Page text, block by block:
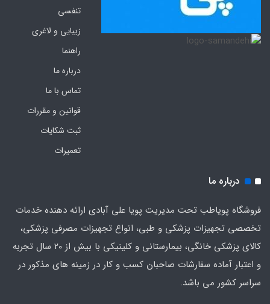
تنفسی
زیبایی و لاغری
راهنما
درباره ما
تماس با ما
قوانین و مقررات
ثبت شکایات
تعمیرات
درباره ما
فروشگاه پویاطب تحت مدیریت پویا علی آبادی ارائه دهنده خدمات
تخصصی تجهیزات پزشکی و طبی، انواع تجهیزات مصرفی پزشکی،
کالای پزشکی خانگی، بیمارستانی و کلینیکی با بیش از 20 سال تجربه
و اعتبار آماده سفارشات صاحبان کسب و کار در زمینه های مذکور در
سراسر کشور می باشد.